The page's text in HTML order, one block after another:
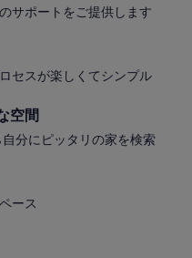
サポートをご提供します
セスが楽しくてシンプル
空間
分にピッタリの家を検索
ース